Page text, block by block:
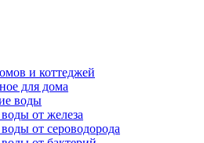
и коттеджей
для дома
воды
от железа
от сероводорода